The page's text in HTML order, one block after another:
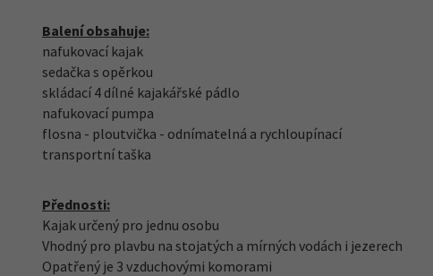
Balení obsahuje:
nafukovací kajak
sedačka s opěrkou
skládací 4 dílné kajakářské pádlo
nafukovací pumpa
flosna - ploutvička - odnímatelná a rychloupínací
transportní taška
Přednosti:
Kajak určený pro jednu osobu
Vhodný pro plavbu na stojatých a mírných vodách i jezerech
Opatřený je 3 vzduchovými komorami